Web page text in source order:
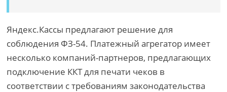
Яндекс.Кассы предлагают решение для
соблюдения ФЗ-54. Платежный агрегатор имеет
несколько компаний-партнеров, предлагающих
подключение ККТ для печати чеков в
соответствии с требованиям законодательства